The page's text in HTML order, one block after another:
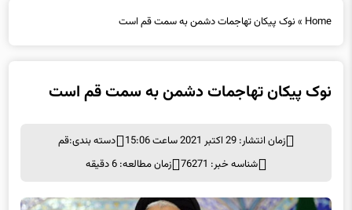
زمان انتشار: 29 اکتبر 2021 ساعت 15:06 دسته بندی: